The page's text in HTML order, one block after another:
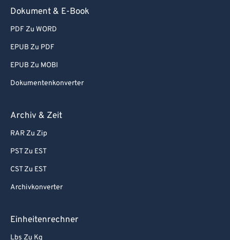
Dokument & E-Book
PDF Zu WORD
EPUB Zu PDF
EPUB Zu MOBI
Dokumentenkonverter
Archiv & Zeit
RAR Zu Zip
PST Zu EST
CST Zu EST
Archivkonverter
Einheitenrechner
Lbs Zu Kg